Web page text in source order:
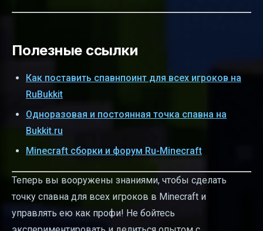
Полезные ссылки
Как поставить спавнпоинт для всех игроков на
RuBukkit
Одноразовая и постоянная точка спавна на
Bukkit.ru
Minecraft сборки и форум Ru-Minecraft
Теперь вы вооружены знаниями, чтобы сделать
точку спавна для всех игроков в Minecraft и
управлять ею как профи! Не бойтесь